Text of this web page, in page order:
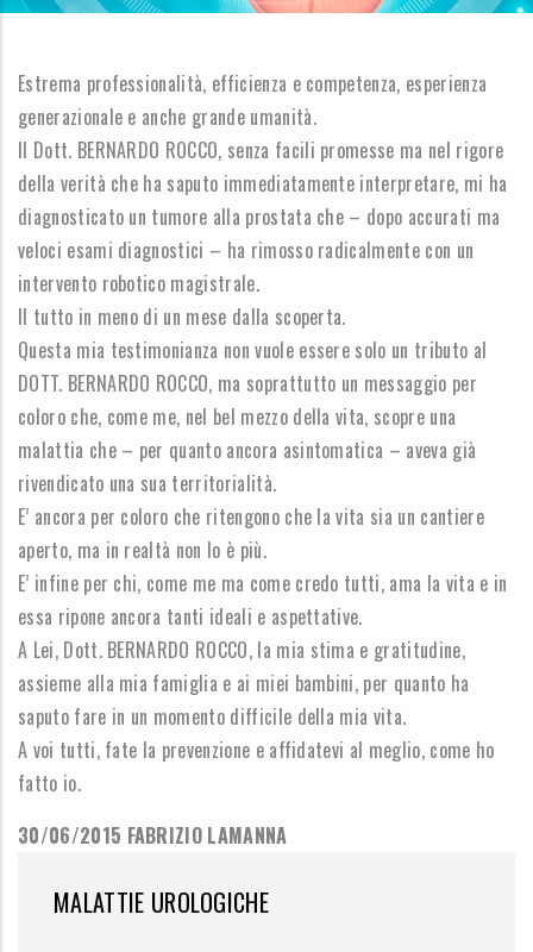
Estrema professionalità, efficienza e competenza, esperienza
generazionale e anche grande umanità.
Il Dott. BERNARDO ROCCO, senza facili promesse ma nel rigore
della verità che ha saputo immediatamente interpretare, mi ha
diagnosticato un tumore alla prostata che – dopo accurati ma
veloci esami diagnostici – ha rimosso radicalmente con un
intervento robotico magistrale.
Il tutto in meno di un mese dalla scoperta.
Questa mia testimonianza non vuole essere solo un tributo al
DOTT. BERNARDO ROCCO, ma soprattutto un messaggio per
coloro che, come me, nel bel mezzo della vita, scopre una
malattia che – per quanto ancora asintomatica – aveva già
rivendicato una sua territorialità.
E’ ancora per coloro che ritengono che la vita sia un cantiere
aperto, ma in realtà non lo è più.
E’ infine per chi, come me ma come credo tutti, ama la vita e in
essa ripone ancora tanti ideali e aspettative.
A Lei, Dott. BERNARDO ROCCO, la mia stima e gratitudine,
assieme alla mia famiglia e ai miei bambini, per quanto ha
saputo fare in un momento difficile della mia vita.
A voi tutti, fate la prevenzione e affidatevi al meglio, come ho
fatto io.
30/06/2015 FABRIZIO LAMANNA
MALATTIE UROLOGICHE